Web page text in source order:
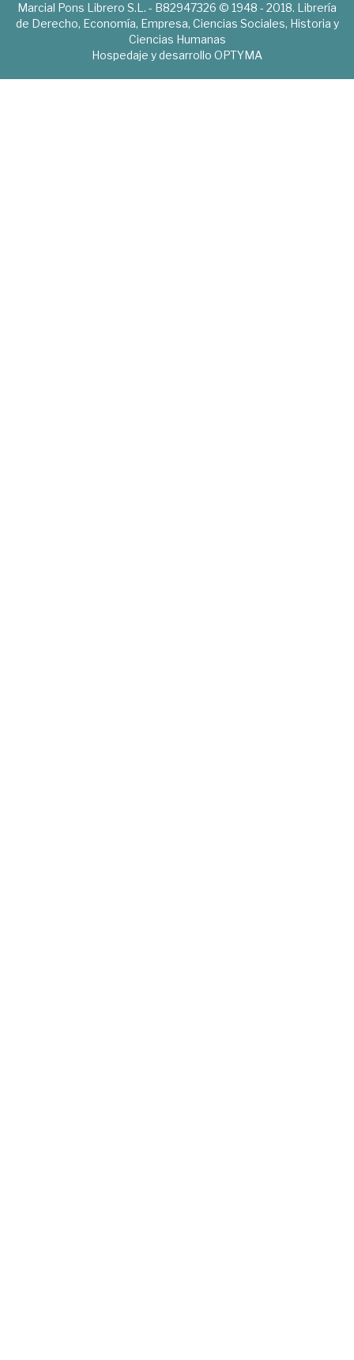
Marcial Pons Librero S.L. - B82947326 © 1948 - 2018. Librería
de Derecho, Economía, Empresa, Ciencias Sociales, Historia y
Ciencias Humanas
Hospedaje y desarrollo OPTYMA